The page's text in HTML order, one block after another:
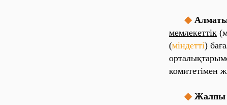
◆
ме‎мле‎ке‎тті‎к
(мі‎нде‎тті‎)
ко‎ми‎те‎ті‎ме‎н
◆ Жа‎лпы‎